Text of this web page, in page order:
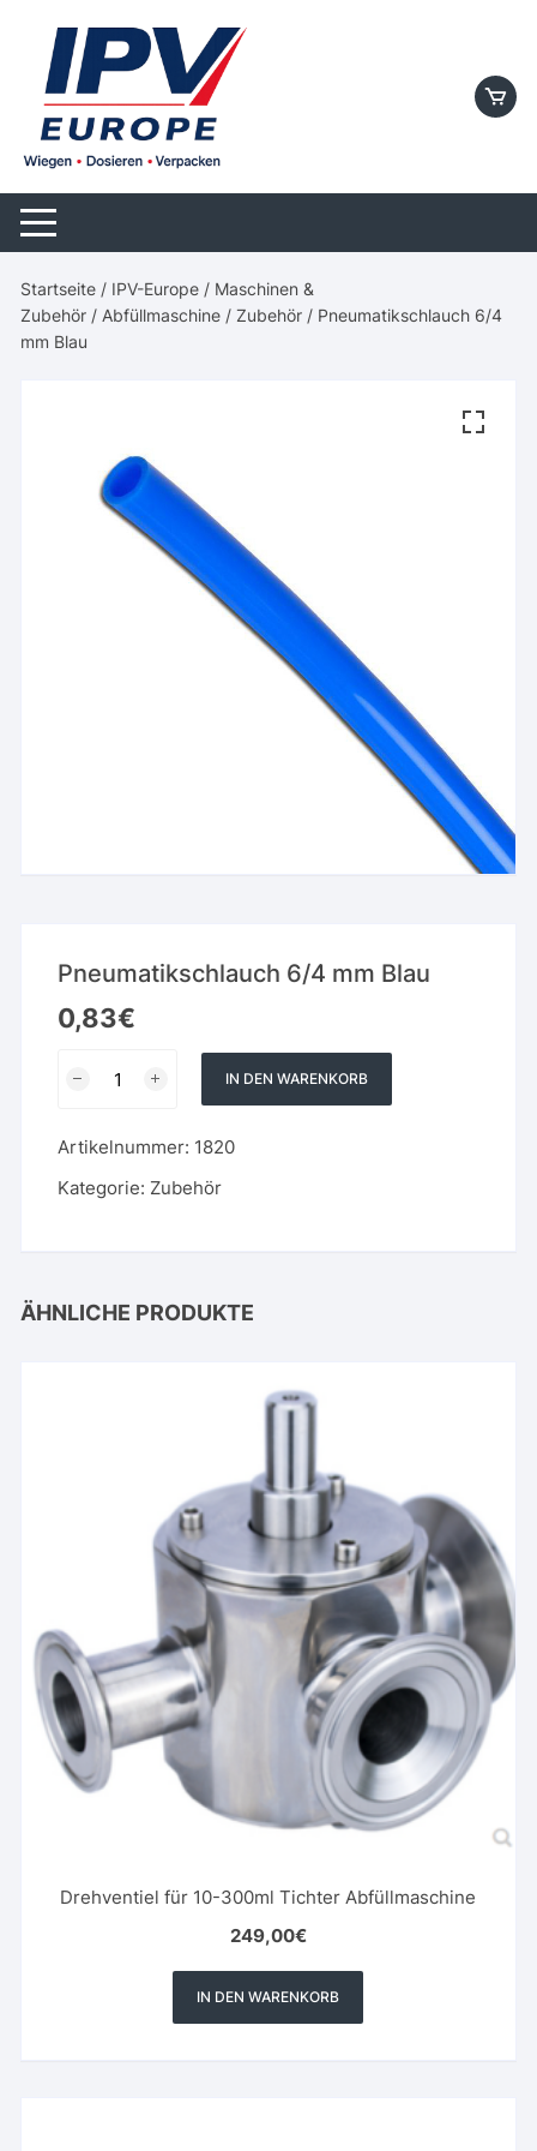
content
Startseite / IPV-Europe / Maschinen &
Zubehör / Abfüllmaschine /Zubehör / Pneumatikschlauch 6/4
mm Blau
Pneumatikschlauch 6/4 mm Blau
0,83€
Pneumatikschlauch
Blau
Menge
IN DEN WARENKORB
Artikelnummer: 1820
Kategorie: Zubehör
ÄHNLICHE PRODUKTE
Drehventiel für 10-300ml Tichter Abfüllmaschine
249,00€
IN DEN WARENKORB